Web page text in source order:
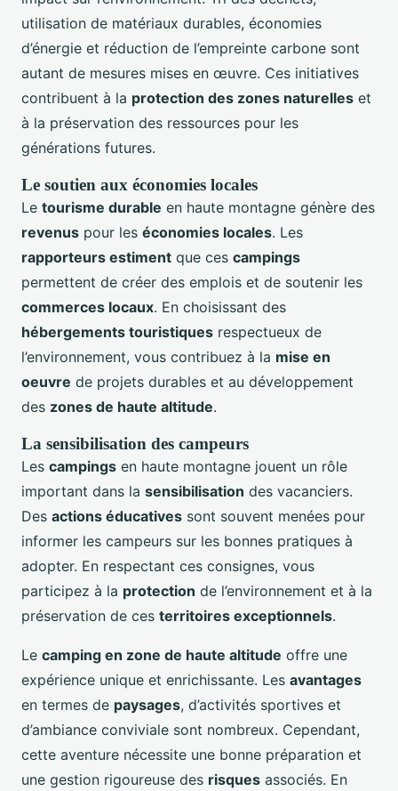
utilisation de matériaux durables, économies
d’énergie et réduction de l’empreinte carbone sont
autant de mesures mises en œuvre. Ces initiatives
contribuent à la protection des zones naturelles et
à la préservation des ressources pour les
générations futures.
Le soutien aux économies locales
Le tourisme durable en haute montagne génère des
revenus pour les économies locales. Les
rapporteurs estiment que ces campings
permettent de créer des emplois et de soutenir les
commerces locaux. En choisissant des
hébergements touristiques respectueux de
l’environnement, vous contribuez à la mise en
oeuvre de projets durables et au développement
des zones de haute altitude.
La sensibilisation des campeurs
Les campings en haute montagne jouent un rôle
important dans la sensibilisation des vacanciers.
Des actions éducatives sont souvent menées pour
informer les campeurs sur les bonnes pratiques à
adopter. En respectant ces consignes, vous
participez à la protection de l’environnement et à la
préservation de ces territoires exceptionnels.
Le camping en zone de haute altitude offre une
expérience unique et enrichissante. Les avantages
en termes de paysages, d’activités sportives et
d’ambiance conviviale sont nombreux. Cependant,
cette aventure nécessite une bonne préparation et
une gestion rigoureuse des risques associés. En